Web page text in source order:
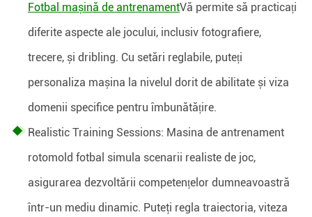
Fotbal mașină de antrenamentVă permite să practicați
diferite aspecte ale jocului, inclusiv fotografiere,
trecere, și dribling. Cu setări reglabile, puteți
personaliza mașina la nivelul dorit de abilitate și viza
domenii specifice pentru îmbunătățire.
Realistic Training Sessions: Masina de antrenament
rotomold fotbal simula scenarii realiste de joc,
asigurarea dezvoltării competențelor dumneavoastră
într-un mediu dinamic. Puteţi regla traiectoria, viteza